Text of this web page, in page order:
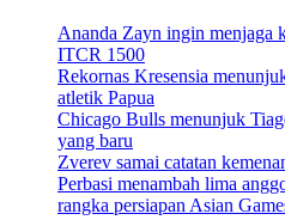
Ananda Zayn ingin menjaga
ITCR 1500
Rekornas Kresensia
atletik Papua
Chicago Bulls menunjuk
yang baru
Zverev samai catatan
Perbasi menambah lima
rangka persiapan Asian